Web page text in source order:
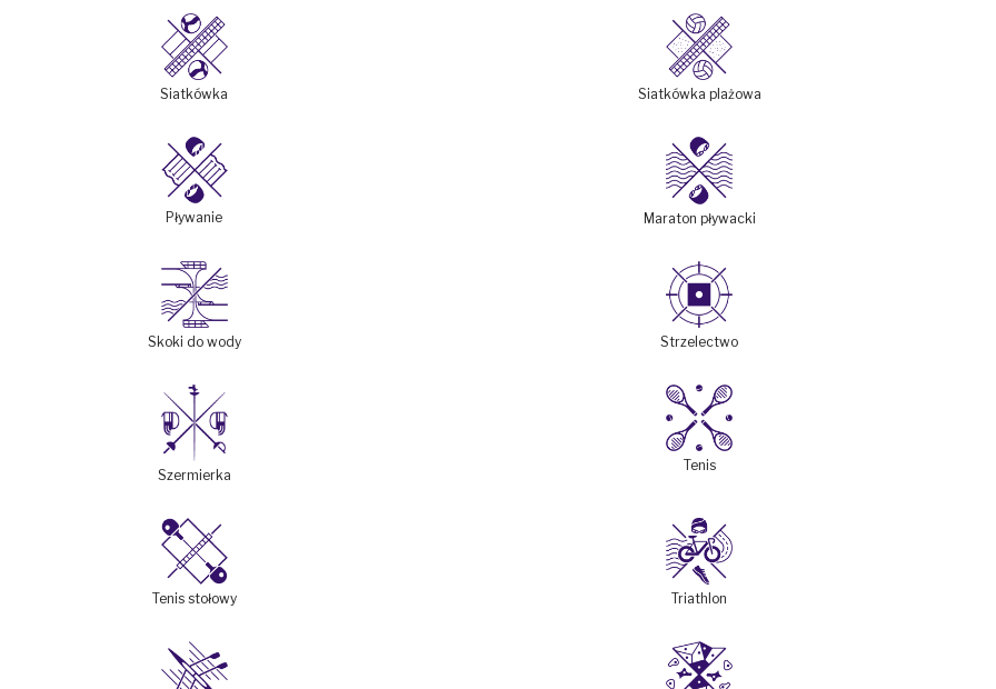
Siatkówka Siatkówka plażowa
Pływanie Maraton pływacki
Skoki do wody Strzelectwo
Szermierka
Tenis
Tenis stołowy Triathlon